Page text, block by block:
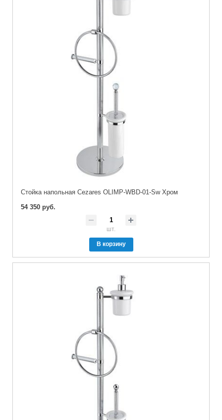
Стойка напольная Cezares OLIMP-WBD-01-Sw Хром
54 350 руб.
шт.
В корзину